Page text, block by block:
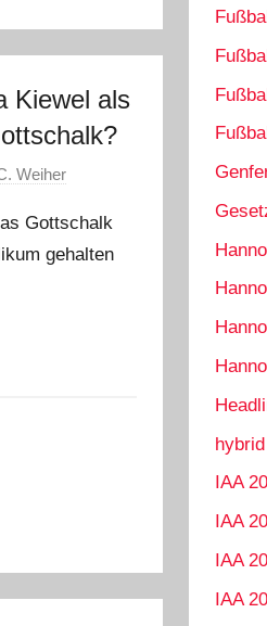
Kiewel als
Weiher
Gottschalk
gehalten
hybrid
IAA
IAA
IAA
IAA